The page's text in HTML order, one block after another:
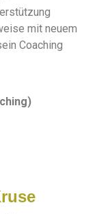
mit neuem
Coaching